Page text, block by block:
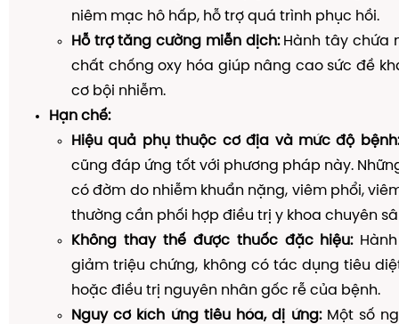
niêm mạc hô hấp, hỗ trợ quá trình phục hồi.
Hỗ trợ tăng cường miễn dịch:Hành tây chứa
chất chống oxy hóa giúp nâng cao sức đề
cơ bội nhiễm.
Hạn chế:
Hiệu quả phụ thuộc cơ địa và mức độ bệnh:
cũng đáp ứng tốt với phương pháp này.
có đờm do nhiễm khuẩn nặng, viêm phổi,
thường cần phối hợp điều trị y khoa chuyên
Không thay thế được thuốc đặc hiệu:
giảm triệu chứng, không có tác dụng tiêu
hoặc điều trị nguyên nhân gốc rễ của bệnh.
Nguy cơ kích ứng tiêu hóa, dị ứng:Một số